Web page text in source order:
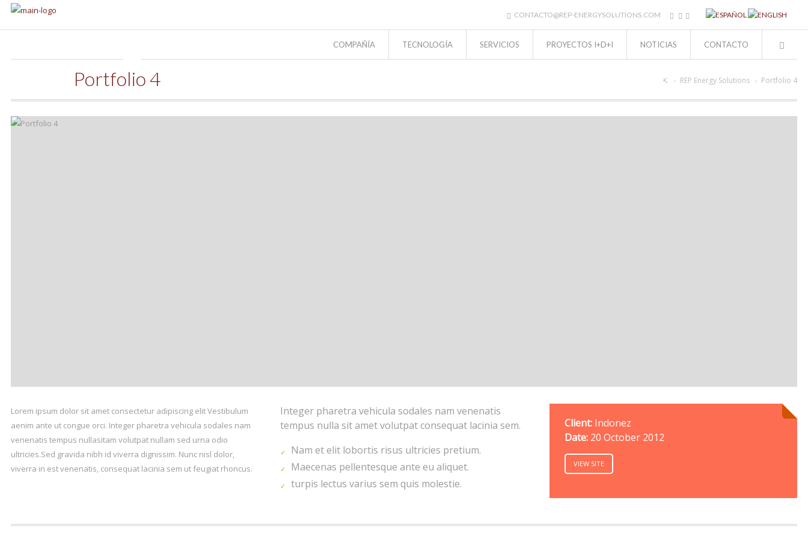
CONTACTO@REP-ENERGYSOLUTIONS.COM
COMPAÑÍA TECNOLOGÍA SERVICIOS PROYECTOS I+D+I NOTICIAS CONTACTO
Portfolio 4 REP Energy Solutions Portfolio 4
Lorem ipsum dolor sit amet consectetur adipiscing elit Vestibulum
aenim ante ut congue orci. Integer pharetra vehicula sodales nam
venenatis tempus nullasitam volutpat nullam sed urna odio
ultricies.Sed gravida nibh id viverra dignissim. Nunc nisl dolor,
viverra in est venenatis, consequat lacinia sem ut feugiat rhoncus.
Integer pharetra vehicula sodales nam venenatis
tempus nulla sit amet volutpat consequat lacinia sem.
Nam et elit lobortis risus ultricies pretium.
Maecenas pellentesque ante eu aliquet.
turpis lectus varius sem quis molestie.
Client:Indonez
Date:20 October 2012
VIEW SITE